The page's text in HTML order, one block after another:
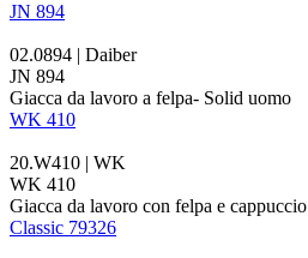
JN 894
02.0894 | Daiber
JN 894
Giacca da lavoro a felpa- Solid uomo
WK 410
20.W410 | WK
WK 410
Giacca da lavoro con felpa e cappuccio
Classic 79326